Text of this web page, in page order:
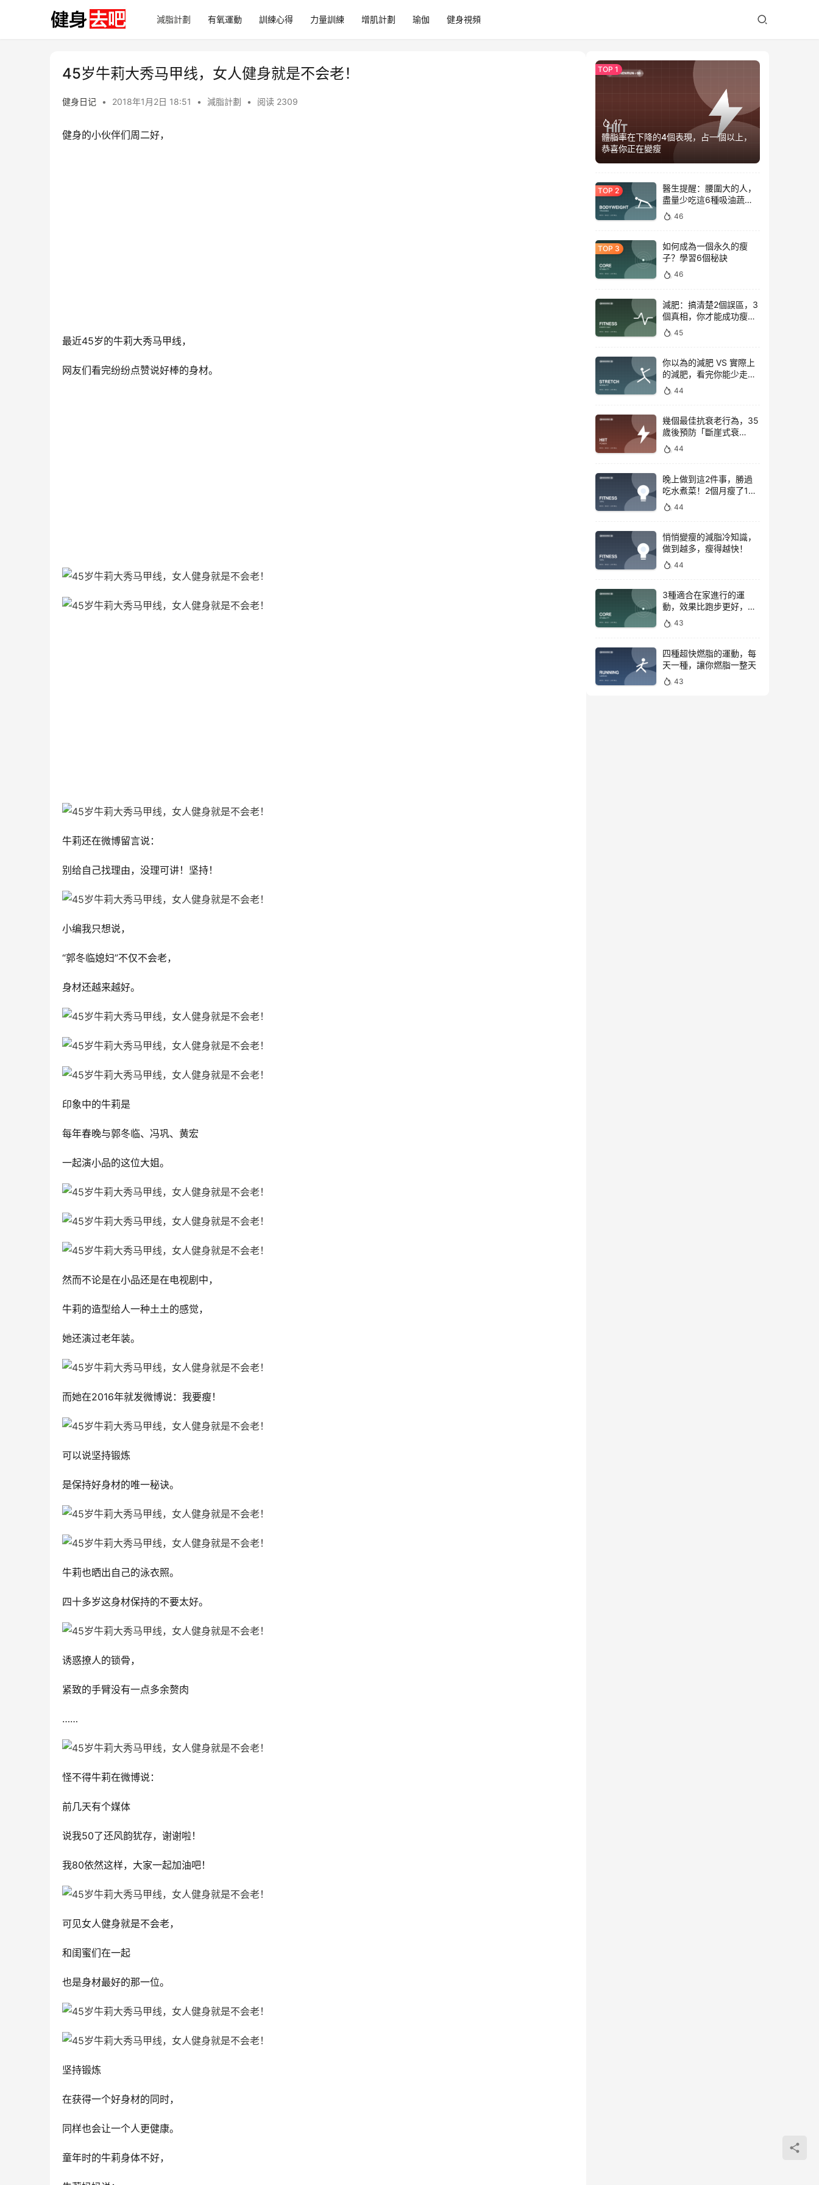
減脂計劃 有氧運動 訓練心得 力量訓練 增肌計劃 瑜伽 健身視頻
45岁牛莉大秀马甲线，女人健身就是不会老！
健身日记 • 2018年1月2日 18:51 • 減脂計劃 • 阅读 2309
健身的小伙伴们周二好，
最近45岁的牛莉大秀马甲线，
网友们看完纷纷点赞说好棒的身材。
牛莉还在微博留言说：
别给自己找理由，没理可讲！坚持！
小编我只想说，
“郭冬临媳妇”不仅不会老，
身材还越来越好。
印象中的牛莉是
每年春晚与郭冬临、冯巩、黄宏
一起演小品的这位大姐。
然而不论是在小品还是在电视剧中，
牛莉的造型给人一种土土的感觉，
她还演过老年装。
而她在2016年就发微博说：我要瘦！
可以说坚持锻炼
是保持好身材的唯一秘诀。
牛莉也晒出自己的泳衣照。
四十多岁这身材保持的不要太好。
诱惑撩人的锁骨，
紧致的手臂没有一点多余赘肉
……
怪不得牛莉在微博说：
前几天有个媒体
说我50了还风韵犹存，谢谢啦！
我80依然这样，大家一起加油吧！
可见女人健身就是不会老，
和闺蜜们在一起
也是身材最好的那一位。
坚持锻炼
在获得一个好身材的同时，
同样也会让一个人更健康。
童年时的牛莉身体不好，
47
體脂率在下降的4個表現，占一個以上，
恭喜你正在變瘦
醫生提醒：腰圍大的人，
盡量少吃這6種吸油蔬
菜！46
如何成為一個永久的瘦
子？學習6個秘訣
46
減肥：搞清楚2個誤區，3
個真相，你才能成功瘦下
來！45
你以為的減肥 VS 實際上
的減肥，看完你能少走彎
路 44
幾個最佳抗衰老行為，35
歲後預防「斷崖式衰
老」！
44
晚上做到這2件事，勝過
吃水煮菜！2個月瘦了15
斤，腰圍下降6cm
44
悄悄變瘦的減脂冷知識，
做到越多，瘦得越快！
44
3種適合在家進行的運
動，效果比跑步更好，是
公認的脂肪殺手！
43
四種超快燃脂的運動，每
天一種，讓你燃脂一整天
43